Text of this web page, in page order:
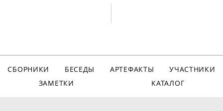
СБОРНИКИ БЕСЕДЫ АРТЕФАКТЫ
УЧАСТНИКИ
ЗАМЕТКИ
КАТАЛОГ